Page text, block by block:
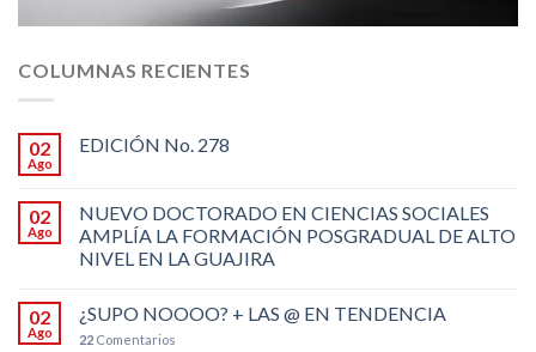
COLUMNAS RECIENTES
02
Ago
EDICIÓN No. 278
02
Ago
NUEVO DOCTORADO EN CIENCIAS SOCIALES
AMPLÍA LA FORMACIÓN POSGRADUAL DE ALTO
NIVEL EN LA GUAJIRA
02
Ago
¿SUPO NOOOO? + LAS @ EN TENDENCIA
22 Comentarios